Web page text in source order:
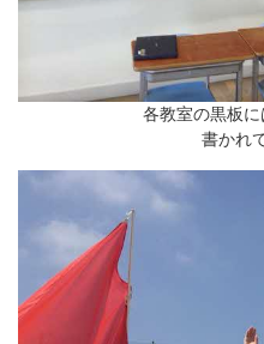
各教室の黒板
書かれ